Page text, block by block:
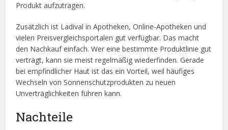
Produkt aufzutragen.
Zusätzlich ist Ladival in Apotheken, Online-Apotheken und
vielen Preisvergleichsportalen gut verfügbar. Das macht
den Nachkauf einfach. Wer eine bestimmte Produktlinie gut
verträgt, kann sie meist regelmäßig wiederfinden. Gerade
bei empfindlicher Haut ist das ein Vorteil, weil häufiges
Wechseln von Sonnenschutzprodukten zu neuen
Unverträglichkeiten führen kann.
Nachteile